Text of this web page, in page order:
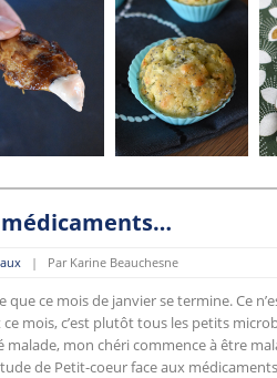
| Par Karine Beauchesne
que ce mois de janvier se termine. Ce
mois, c’est plutôt tous les petits
malade, mon chéri commence à être
de Petit-coeur face aux